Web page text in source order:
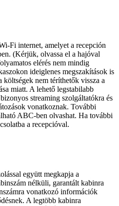
Fi internet, amelyet a recepción
(Kérjük, olvassa el a hajóval
elérés nem mindig
ideiglenes megszakítások is
nem téríthetők vissza a
miatt. A lehető legstabilabb
streaming szolgáltatókra és
vonatkoznak. További
ABC-ben olvashat. Ha további
a recepcióval.
együtt megkapja a
nélküli, garantált kabinra
vonatkozó információk
A legtöbb kabinra